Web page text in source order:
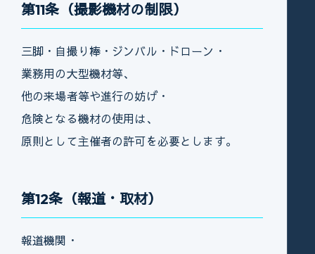
第11条（撮影機材の制限）
三脚・自撮り棒・ジンバル・ドローン・
業務用の大型機材等、
他の来場者等や進行の妨げ・
危険となる機材の使用は、
原則として主催者の許可を必要とします。
第12条（報道・取材）
報道機関・